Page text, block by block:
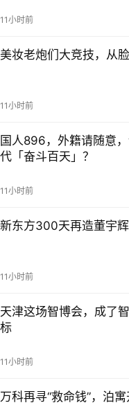
11小时前
美妆老炮们大竞技，从
11小时前
国人896，外籍请随意
代「奋斗百天」？
11小时前
新东方300天再造董宇辉
11小时前
天津这场智博会，成了
标
11小时前
万科再寻“救命钱”，泊